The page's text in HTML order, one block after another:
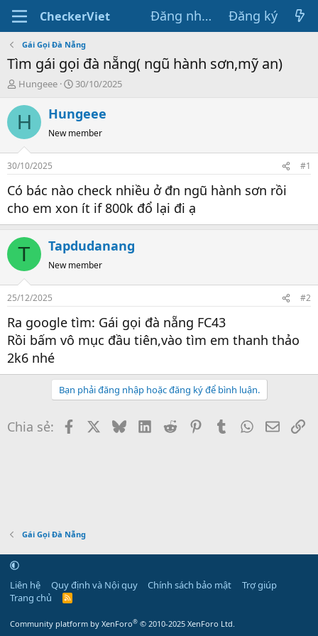
CheckerViet Đăng nhập Đăng ký
Gái Gọi Đà Nẵng
Tìm gái gọi đà nẵng( ngũ hành sơn,mỹ an)
T
r
e
d
s
t
a
r
t
e
r
Hungeee
N
à
y
g
30/10/2025
H Hungeee
New member
30/10/2025 #1
Có bác nào check nhiều ở đn ngũ hành sơn rồi
cho em xon ít if 800k đổ lại đi ạ
T Tapdudanang
New member
25/12/2025 #2
Ra google tìm: Gái gọi đà nẵng FC43
Rồi bấm vô mục đầu tiên,vào tìm em thanh thảo
2k6 nhé
Bạn phải đăng nhập hoặc đăng ký để bình luận.
Chia sẻ: FacebookBlueskyLinkedIn
Reddit PinterestTumblrWhatsApp
Email
Gái Gọi Đà Nẵng
Liên hệ Quy định và Nội quy Chính sách bảo mật
Trợ giúp
Trang chủ
R
Community platform by XenForo® © 2010-2025 XenForo Ltd.